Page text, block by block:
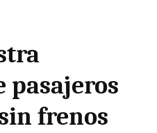
pasajeros
frenos